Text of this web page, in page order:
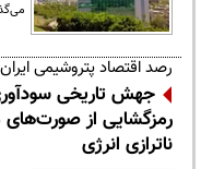
رصد اقتصاد پتروشیمی ایران با
جهش تاریخی
رمزگشایی از صورت‌های
ناترازی انرژی